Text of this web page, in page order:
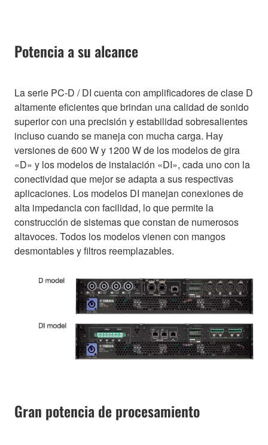
Potencia a su alcance
La serie PC-D / DI cuenta con amplificadores de clase D
altamente eficientes que brindan una calidad de sonido
superior con una precisión y estabilidad sobresalientes
incluso cuando se maneja con mucha carga. Hay
versiones de 600 W y 1200 W de los modelos de gira
«D» y los modelos de instalación «DI», cada uno con la
conectividad que mejor se adapta a sus respectivas
aplicaciones. Los modelos DI manejan conexiones de
alta impedancia con facilidad, lo que permite la
construcción de sistemas que constan de numerosos
altavoces. Todos los modelos vienen con mangos
desmontables y filtros reemplazables.
Gran potencia de procesamiento